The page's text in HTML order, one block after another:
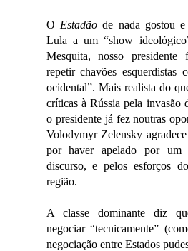
O Estadãode nada gostou e
Lula a um “show
Mesquita, nosso
repetir chavões esquerdistas
ocidental”. Mais realista do
críticas à Rússia pela invasão
o presidente já fez noutras
Volodymyr Zelensky
por haver apelado por um
discurso, e pelos esforços
região.
A classe dominante diz
negociar “tecnicamente”
negociação entre Estados